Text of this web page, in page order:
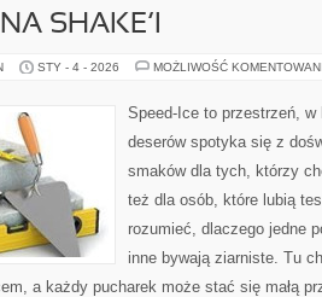
SHAKE’I
STY - 4 - 2026 MOŻLIWOŚĆ
Speed-Ice to przestrzeń,
deserów spotyka się z
smaków dla tych, którzy
też dla osób, które lubią
rozumieć, dlaczego jedne
inne bywają ziarniste. Tu
a każdy pucharek może stać się małą